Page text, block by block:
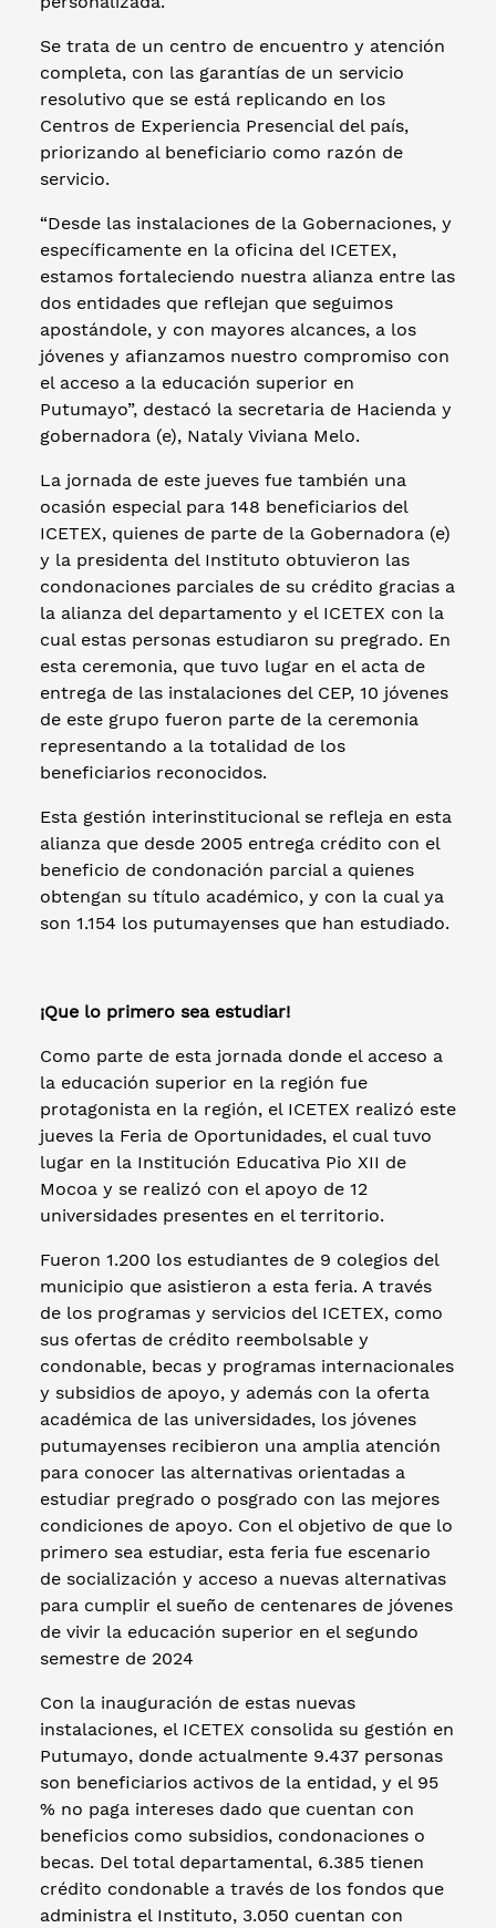
Se trata de un centro de encuentro y atención
completa, con las garantías de un servicio
resolutivo que se está replicando en los
Centros de Experiencia Presencial del país,
priorizando al beneficiario como razón de
servicio.
“Desde las instalaciones de la Gobernaciones, y
específicamente en la oficina del ICETEX,
estamos fortaleciendo nuestra alianza entre las
dos entidades que reflejan que seguimos
apostándole, y con mayores alcances, a los
jóvenes y afianzamos nuestro compromiso con
el acceso a la educación superior en
Putumayo”, destacó la secretaria de Hacienda y
gobernadora (e), Nataly Viviana Melo.
La jornada de este jueves fue también una
ocasión especial para 148 beneficiarios del
ICETEX, quienes de parte de la Gobernadora (e)
y la presidenta del Instituto obtuvieron las
condonaciones parciales de su crédito gracias a
la alianza del departamento y el ICETEX con la
cual estas personas estudiaron su pregrado. En
esta ceremonia, que tuvo lugar en el acta de
entrega de las instalaciones del CEP, 10 jóvenes
de este grupo fueron parte de la ceremonia
representando a la totalidad de los
beneficiarios reconocidos.
Esta gestión interinstitucional se refleja en esta
alianza que desde 2005 entrega crédito con el
beneficio de condonación parcial a quienes
obtengan su título académico, y con la cual ya
son 1.154 los putumayenses que han estudiado.
¡Que lo primero sea estudiar!
Como parte de esta jornada donde el acceso a
la educación superior en la región fue
protagonista en la región, el ICETEX realizó este
jueves la Feria de Oportunidades, el cual tuvo
lugar en la Institución Educativa Pio XII de
Mocoa y se realizó con el apoyo de 12
universidades presentes en el territorio.
Fueron 1.200 los estudiantes de 9 colegios del
municipio que asistieron a esta feria. A través
de los programas y servicios del ICETEX, como
sus ofertas de crédito reembolsable y
condonable, becas y programas internacionales
y subsidios de apoyo, y además con la oferta
académica de las universidades, los jóvenes
putumayenses recibieron una amplia atención
para conocer las alternativas orientadas a
estudiar pregrado o posgrado con las mejores
condiciones de apoyo. Con el objetivo de que lo
primero sea estudiar, esta feria fue escenario
de socialización y acceso a nuevas alternativas
para cumplir el sueño de centenares de jóvenes
de vivir la educación superior en el segundo
semestre de 2024
Con la inauguración de estas nuevas
instalaciones, el ICETEX consolida su gestión en
Putumayo, donde actualmente 9.437 personas
son beneficiarios activos de la entidad, y el 95
% no paga intereses dado que cuentan con
beneficios como subsidios, condonaciones o
becas. Del total departamental, 6.385 tienen
crédito condonable a través de los fondos que
administra el Instituto, 3.050 cuentan con